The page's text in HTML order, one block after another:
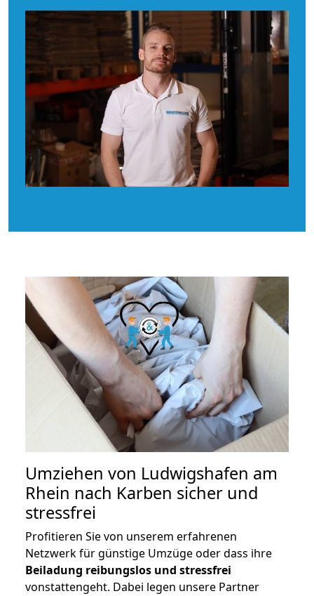
Umziehen von Ludwigshafen am
Rhein nach Karben sicher und
stressfrei
Profitieren Sie von unserem erfahrenen
Netzwerk für günstige Umzüge oder dass ihre
Beiladung reibungslos und stressfrei
vonstattengeht. Dabei legen unsere Partner